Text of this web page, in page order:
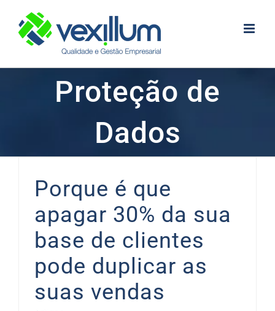
content
Proteção de
Dados
Porque é que
apagar 30% da sua
base de clientes
pode duplicar as
suas vendas